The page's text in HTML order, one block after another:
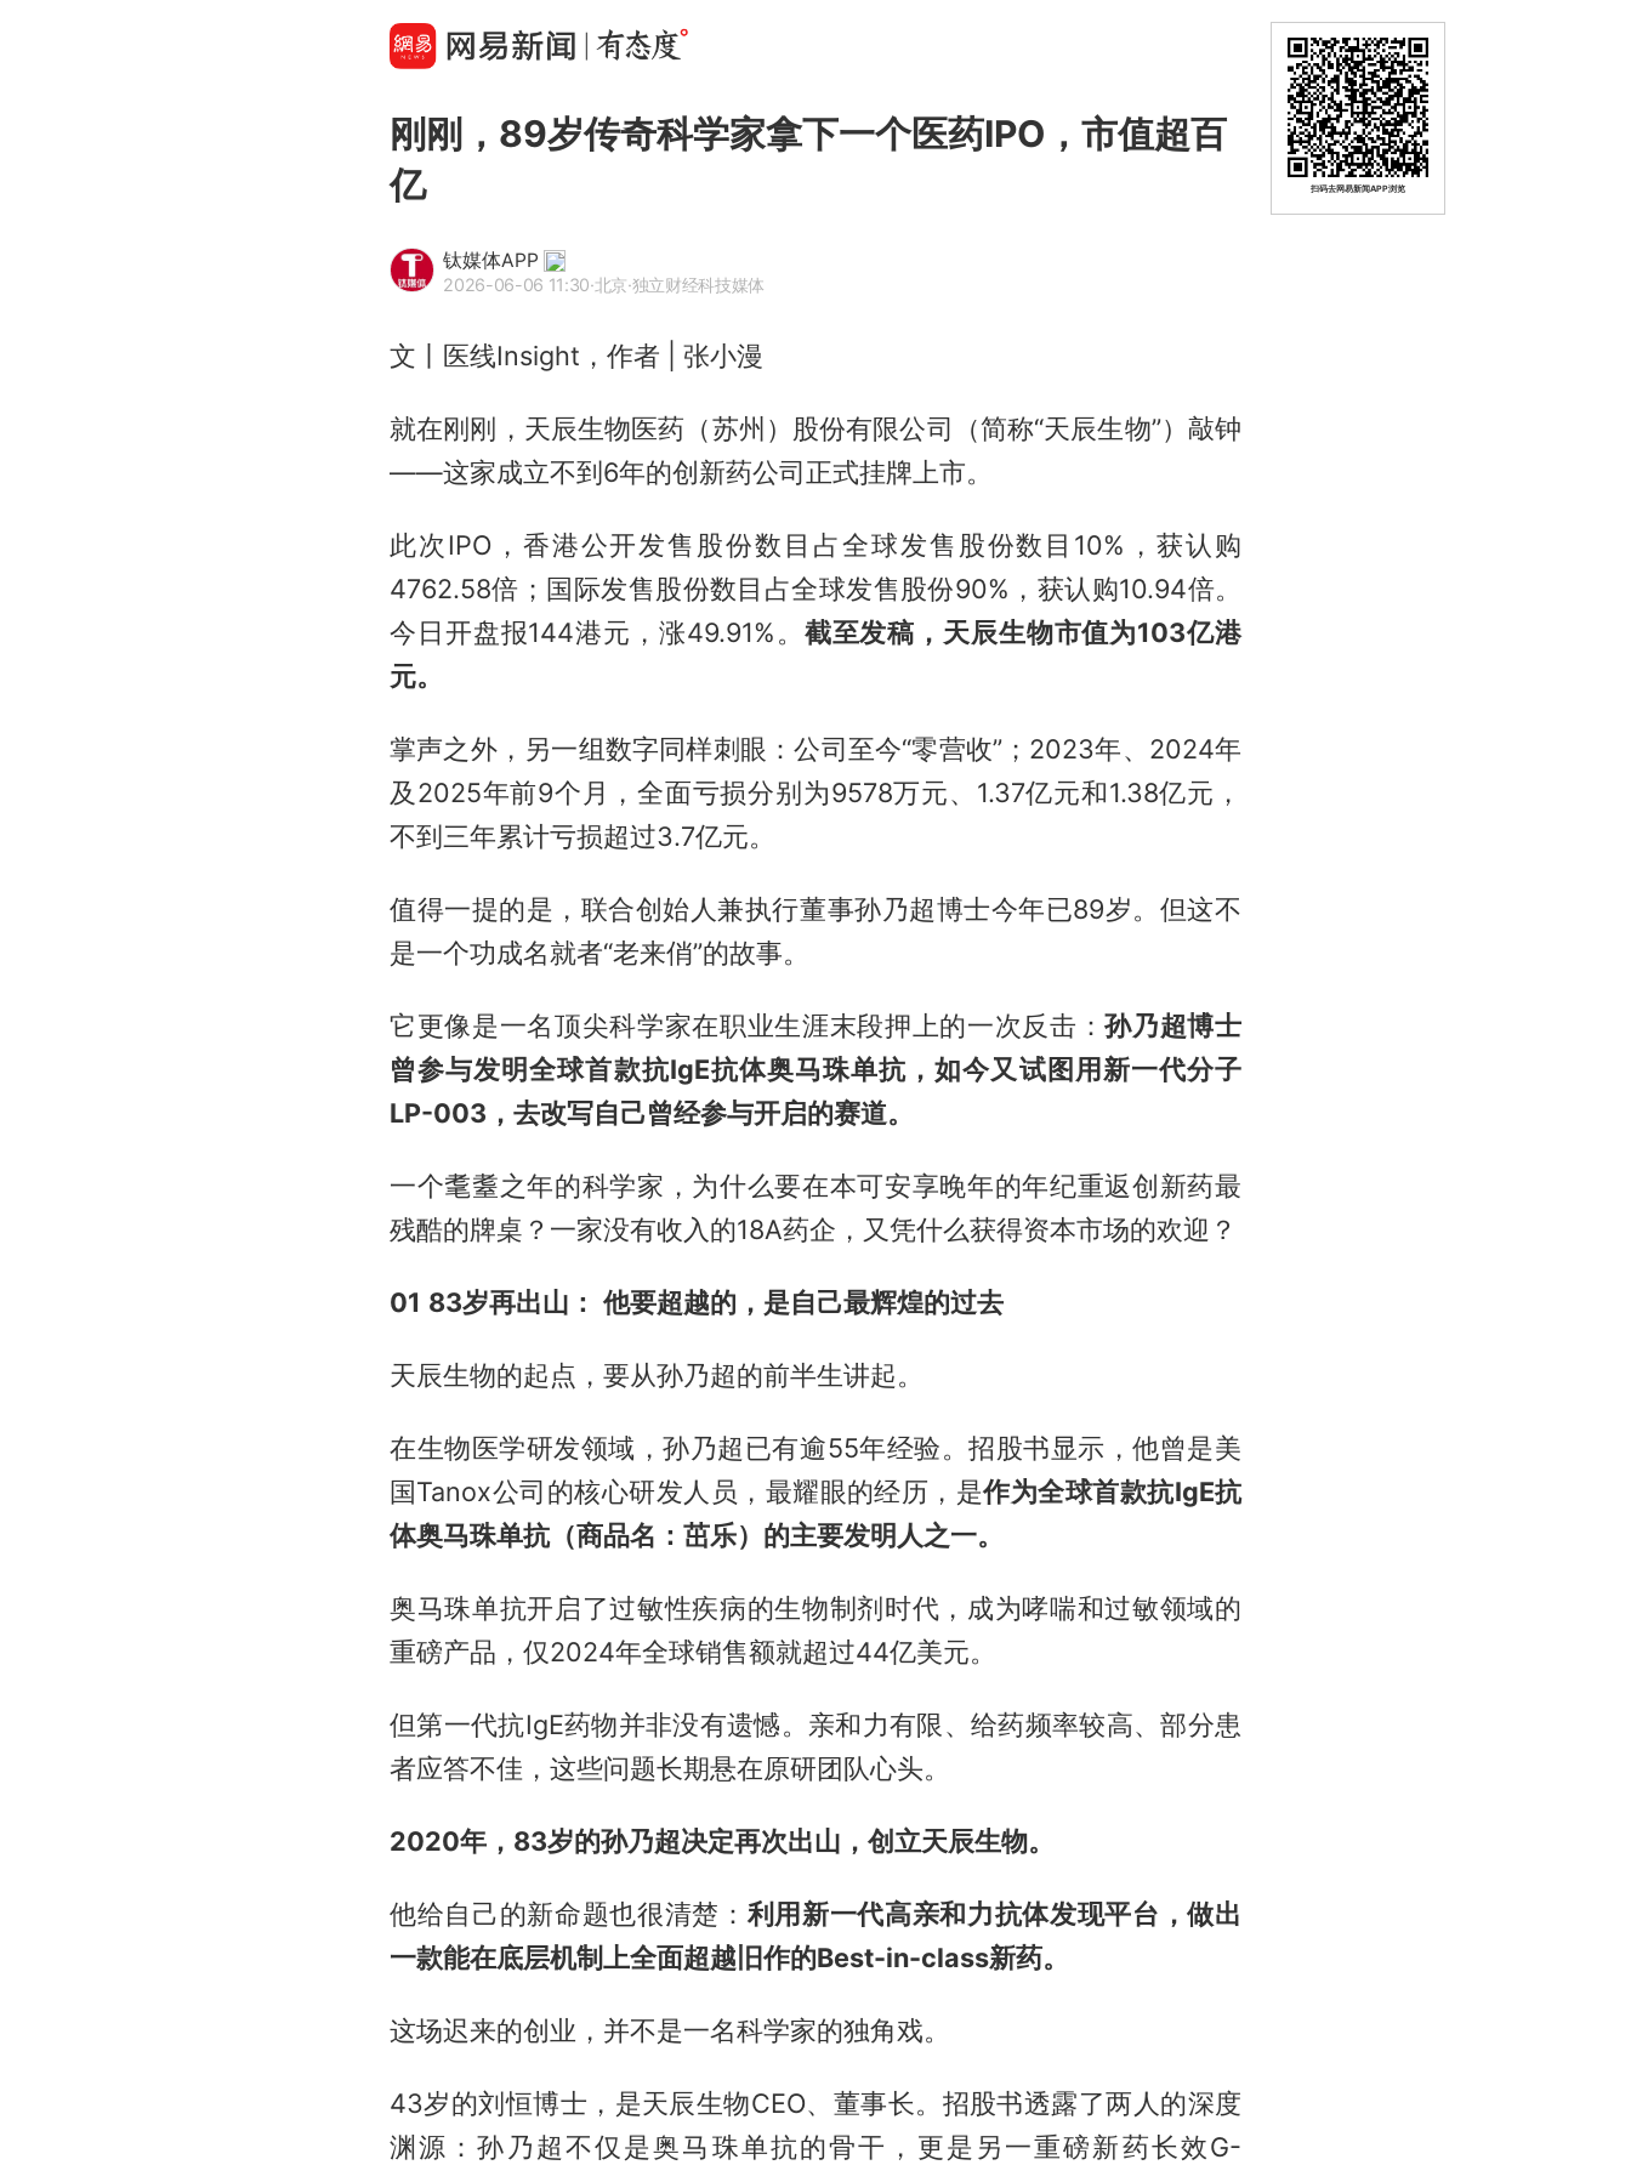
刚刚，89岁传奇科学家拿下一个医药IPO，市值超百
亿
钛媒体APP
2026-06-06 11:30·北京·独立财经科技媒体
文丨医线Insight，作者 | 张小漫
就在刚刚，天辰生物医药（苏州）股份有限公司（简称“天辰生物”）敲钟
——这家成立不到6年的创新药公司正式挂牌上市。
此次IPO，香港公开发售股份数目占全球发售股份数目10%，获认购
4762.58倍；国际发售股份数目占全球发售股份90%，获认购10.94倍。
今日开盘报144港元，涨49.91%。 截至发稿， 天辰生物市值为103亿港
元。
掌声之外，另一组数字同样刺眼：公司至今“零营收”；2023年、2024年
及2025年前9个月，全面亏损分别为9578万元、1.37亿元和1.38亿元，
不到三年累计亏损超过3.7亿元。
值得一提的是，联合创始人兼执行董事孙乃超博士今年已89岁。但这不
是一个功成名就者“老来俏”的故事。
它更像是一名顶尖科学家在职业生涯末段押上的一次反击：孙乃超博士
曾参与发明全球首款抗IgE抗体奥马珠单抗 ，如今又试图用新一代分子
LP-003，去改写自己曾经参与开启的赛道。
一个耄耋之年的科学家，为什么要在本可安享晚年的年纪重返创新药最
残酷的牌桌？一家没有收入的18A药企，又凭什么获得资本市场的欢迎？
01 83岁再出山： 他要超越的，是自己最辉煌的过去
天辰生物的起点，要从孙乃超的前半生讲起。
在生物医学研发领域，孙乃超已有逾55年经验。招股书显示，他曾是美
国Tanox公司的核心研发人员，最耀眼的经历，是作为全球首款抗IgE抗
体奥马珠单抗（商品名：茁乐）的主要发明人之一。
奥马珠单抗开启了过敏性疾病的生物制剂时代，成为哮喘和过敏领域的
重磅产品，仅2024年全球销售额就超过44亿美元。
但第一代抗IgE药物并非没有遗憾。亲和力有限、给药频率较高、部分患
者应答不佳，这些问题长期悬在原研团队心头。
2020年，83岁的孙乃超决定再次出山，创立天辰生物。
他给自己的新命题也很清楚： 利用新一代高亲和力抗体发现平台，做出
一款能在底层机制上全面超越旧作的Best-in-class新药。
这场迟来的创业，并不是一名科学家的独角戏。
43岁的刘恒博士，是天辰生物CEO、董事长。招股书透露了两人的深度
渊源：孙乃超不仅是奥马珠单抗的骨干，更是另一重磅新药长效G-
扫码去网易新闻APP浏览